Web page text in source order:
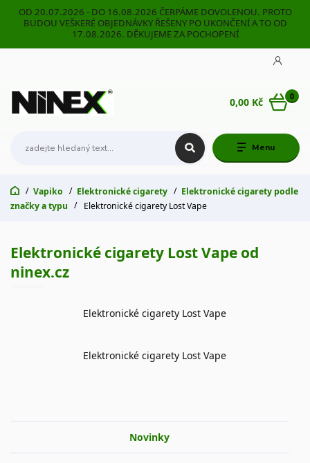
OD 20.07.2026 - DO 16.08.2026 ČERPÁME DOVOLENOU. PROTO
BUDOU VEŠKERÉ OBJEDNÁVKY ŘEŠENY PO UKONČENÍ A TO OD
17.08.2026. DĚKUJEME ZA POCHOPENÍ
Menu
0
0,00 Kč
Vapiko Elektronické cigarety
Elektronické cigarety podle
značky a typu
Elektronické cigarety Lost Vape
Elektronické cigarety Lost Vape od
ninex.cz
Elektronické cigarety Lost Vape
Elektronické cigarety Lost Vape
Novinky